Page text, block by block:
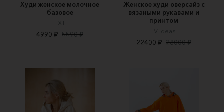
Худи женское молочное
базовое
TXT
4990 ₽ 5590 ₽
Женское худи оверсайз с
вязаными рукавами и
принтом
IV Ideas
22400 ₽ 28000 ₽